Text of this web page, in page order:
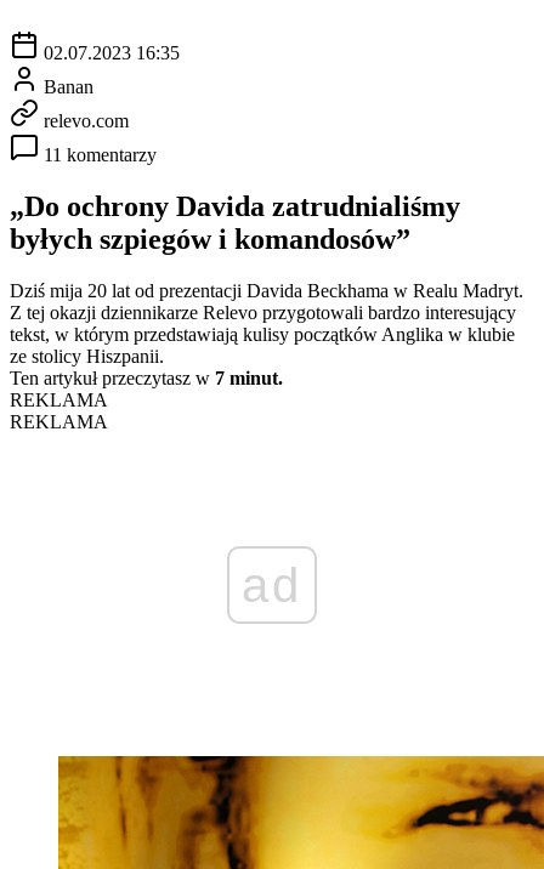
02.07.2023 16:35
Banan
relevo.com
11 komentarzy
„Do ochrony Davida zatrudnialiśmy
byłych szpiegów i komandosów”
Dziś mija 20 lat od prezentacji Davida Beckhama w Realu Madryt.
Z tej okazji dziennikarze Relevo przygotowali bardzo interesujący
tekst, w którym przedstawiają kulisy początków Anglika w klubie
ze stolicy Hiszpanii.
Ten artykuł przeczytasz w 7 minut.
REKLAMA
REKLAMA
ad